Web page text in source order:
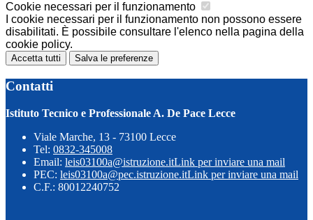
Cookie necessari per il funzionamento
I cookie necessari per il funzionamento non possono essere
disabilitati. È possibile consultare l'elenco nella pagina della
cookie policy.
Accetta tutti Salva le preferenze
Contatti
Istituto Tecnico e Professionale A. De Pace Lecce
Viale Marche, 13 - 73100 Lecce
Tel: 0832-345008
Email: leis03100a@istruzione.itLink per inviare una mail
PEC: leis03100a@pec.istruzione.itLink per inviare una mail
C.F.: 80012240752